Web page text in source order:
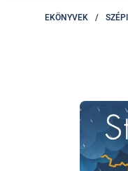
EKÖNYVEK /